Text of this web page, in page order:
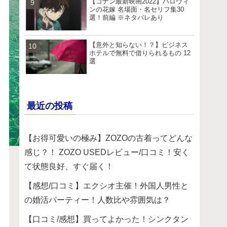
ンの花嫁 名場面・名セリフ集30
選！前編 ※ネタバレあり
【意外と知らない！？】ビジネス
ホテルで無料で借りられるもの 12
選
最近の投稿
【お得可愛いの極み】ZOZOの古着ってどんな
感じ？！ ZOZO USEDレビュー/口コミ！安く
て状態良好、すぐ届く！
【感想/口コミ】エクシオ主催！外国人男性と
の婚活パーティー！人数比や雰囲気は？
【口コミ/感想】買ってよかった！シンクタン